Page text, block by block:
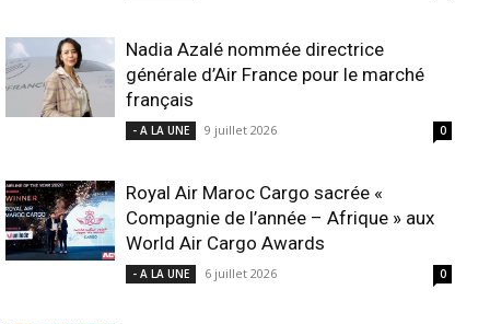
Nadia Azalé nommée directrice
générale d’Air France pour le marché
français
- A LA UNE 9 juillet 2026 0
Royal Air Maroc Cargo sacrée «
Compagnie de l’année – Afrique » aux
World Air Cargo Awards
- A LA UNE 6 juillet 2026 0